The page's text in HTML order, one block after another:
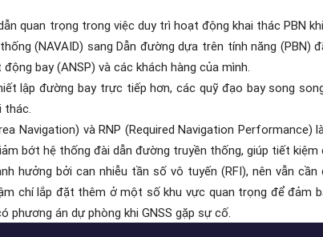
quan trọng trong việc duy trì hoạt động khai thác PBN
(NAVAID) sang Dẫn đường dựa trên tính năng (PBN)
bay (ANSP) và các khách hàng của mình.
lập đường bay trực tiếp hơn, các quỹ đạo bay song
thác.
Navigation) và RNP (Required Navigation Performance)
bớt hệ thống đài dẫn đường truyền thống, giúp tiết
hưởng bởi can nhiễu tần số vô tuyến (RFI), nên vẫn
chí lắp đặt thêm ở một số khu vực quan trọng để đảm
phương án dự phòng khi GNSS gặp sự cố.